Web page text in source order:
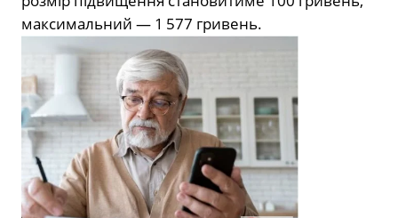
максимальний — 1 577 гривень.